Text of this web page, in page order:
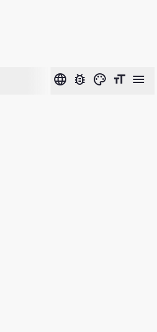
language bug_report color_lens format_size menu